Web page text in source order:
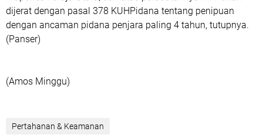
dijerat dengan pasal 378 KUHPidana tentang penipuan
dengan ancaman pidana penjara paling 4 tahun, tutupnya.
(Panser)
(Amos Minggu)
Pertahanan & Keamanan